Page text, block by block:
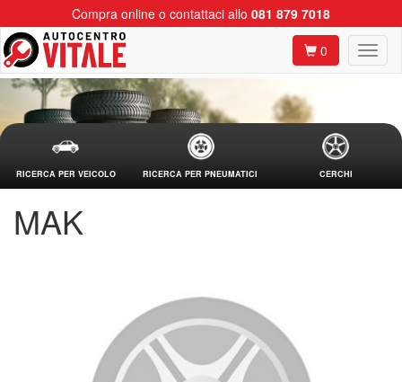
Compra online o contattaci allo 081 879 7018
0
RICERCA PER VEICOLO RICERCA PER PNEUMATICI CERCHI
MAK